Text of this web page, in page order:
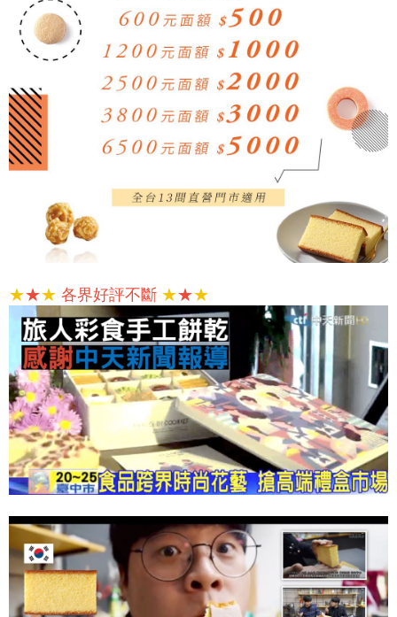
★★★ 各界好評不斷 ★★★